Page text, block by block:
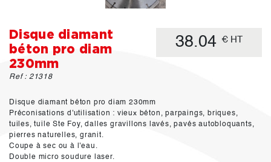
38.04 € HT
Disque diamant
béton pro diam
230mm
Ref : 21318
Disque diamant béton pro diam 230mm
Préconisations d'utilisation : vieux béton, parpaings, briques,
tuiles, tuile Ste Foy, dalles gravillons lavés, pavés autobloquants,
pierres naturelles, granit.
Coupe à sec ou à l'eau.
Double micro soudure laser.